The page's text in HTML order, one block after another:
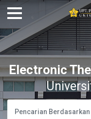
Electronic